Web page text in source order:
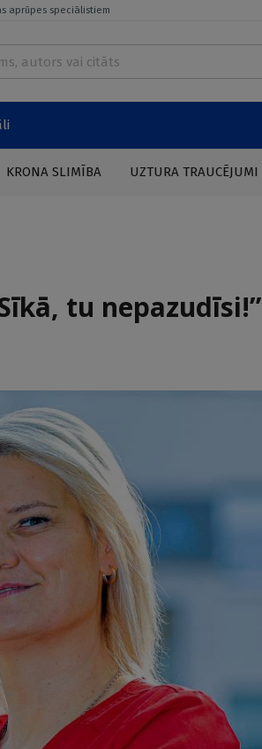
aprūpes speciālistiem
KRONA SLIMĪBA UZTURA TRAUCĒJUMI
tu nepazudīsi!”